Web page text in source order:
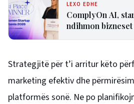
LEXO EDHE
ComplyOn AI,
ndihmon
Strategjitë për t’i arritur këto
marketing efektiv dhe
platformës sonë. Ne po